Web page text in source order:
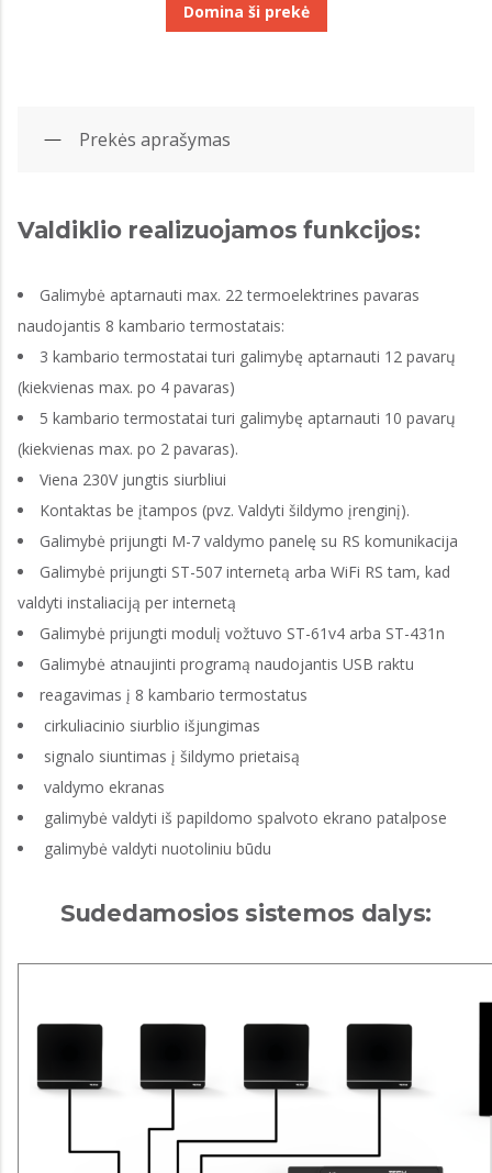
Domina ši prekė
Prekės aprašymas
Valdiklio realizuojamos funkcijos:
Galimybė aptarnauti max. 22 termoelektrines pavaras
naudojantis 8 kambario termostatais:
3 kambario termostatai turi galimybę aptarnauti 12 pavarų
(kiekvienas max. po 4 pavaras)
5 kambario termostatai turi galimybę aptarnauti 10 pavarų
(kiekvienas max. po 2 pavaras).
Viena 230V jungtis siurbliui
Kontaktas be įtampos (pvz. Valdyti šildymo įrenginį).
Galimybė prijungti M-7 valdymo panelę su RS komunikacija
Galimybė prijungti ST-507 internetą arba WiFi RS tam, kad
valdyti instaliaciją per internetą
Galimybė prijungti modulį vožtuvo ST-61v4 arba ST-431n
Galimybė atnaujinti programą naudojantis USB raktu
reagavimas į 8 kambario termostatus
cirkuliacinio siurblio išjungimas
signalo siuntimas į šildymo prietaisą
valdymo ekranas
galimybė valdyti iš papildomo spalvoto ekrano patalpose
galimybė valdyti nuotoliniu būdu
Sudedamosios sistemos dalys: